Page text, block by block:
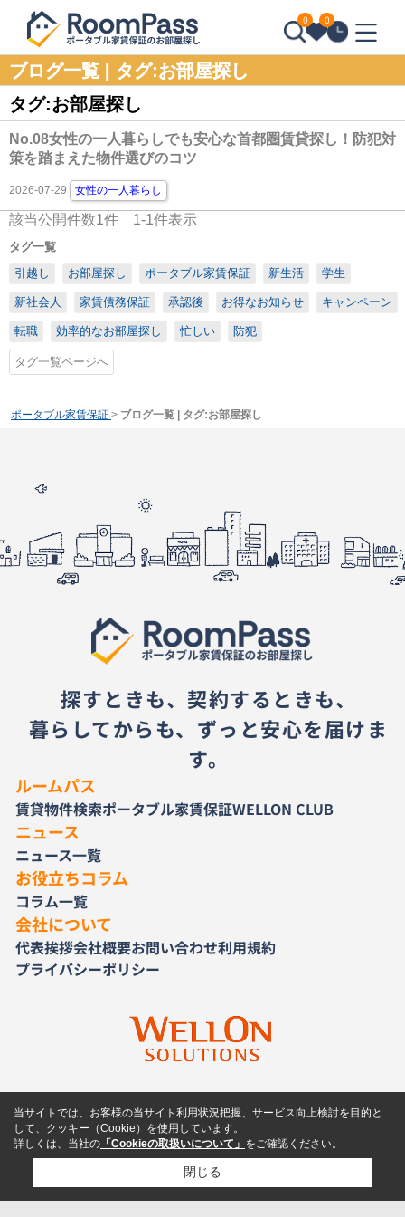
0 0
ブログ一覧 | タグ:お部屋探し
タグ:お部屋探し
No.08女性の一人暮らしでも安心な首都圏賃貸探し！防犯対
策を踏まえた物件選びのコツ
2026-07-29 女性の一人暮らし
該当公開件数1件 1-1件表示
タグ一覧
引越し
お部屋探し ポータブル家賃保証 新生活 学生
新社会人 家賃債務保証 承認後 お得なお知らせ キャンペーン
転職 効率的なお部屋探し 忙しい 防犯
タグ一覧ページへ
ポータブル家賃保証 > ブログ一覧 | タグ:お部屋探し
探すときも、契約するときも、
暮らしてからも、ずっと安心を届けま
す。
ルームパス
賃貸物件検索ポータブル家賃保証WELLON CLUB
ニュース
ニュース一覧
お役立ちコラム
コラム一覧
会社について
代表挨拶会社概要お問い合わせ利用規約
プライバシーポリシー
当サイトでは、お客様の当サイト利用状況把握、サービス向上検討を目的と
して、クッキー（Cookie）を使用しています。
詳しくは、当社の 「Cookieの取扱いについて」 をご確認ください。
閉じる